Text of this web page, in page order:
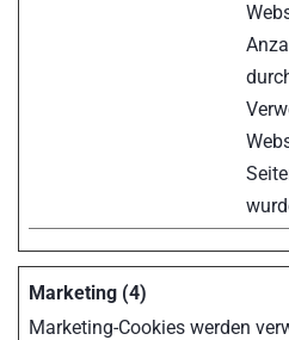
Marketing (4)
Marketing-Cookies werden